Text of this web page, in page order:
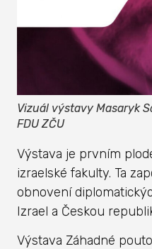
Vizuál výstavy Masaryk
FDU ZČU
Výstava je prvním
izraelské fakulty. Ta
obnovení
Izrael a Českou
Výstava Záhadné